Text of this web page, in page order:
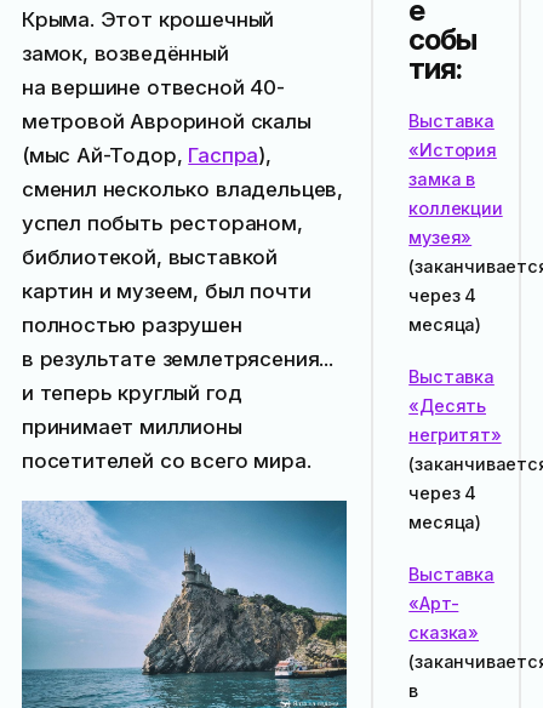
Крыма. Этот крошечный
замок, возведённый
на вершине отвесной 40-
метровой Аврориной скалы
(мыс Ай-Тодор, Гаспра),
сменил несколько владельцев,
успел побыть рестораном,
библиотекой, выставкой
картин и музеем, был почти
полностью разрушен
в результате землетрясения...
и теперь круглый год
принимает миллионы
посетителей со всего мира.
е
собы
тия:
Выставка
«История
замка в
коллекции
музея»
через 4
месяца)
Выставка
«Десять
негритят»
через 4
месяца)
Выставка
«Арт-
сказка»
в